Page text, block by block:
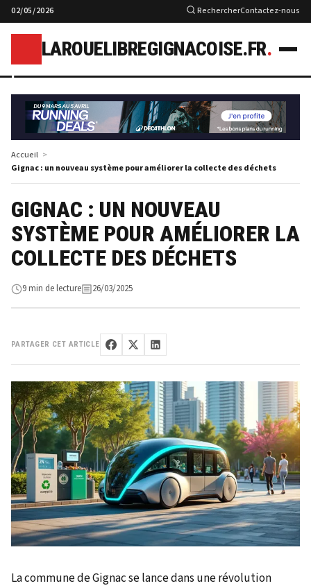
02/05/2026 RechercherContactez-nous
l
LAROUELIBREGIGNACOISE.FR.
Accueil
Gignac : un nouveau système pour améliorer la collecte des déchets
GIGNAC : UN NOUVEAU
SYSTÈME POUR AMÉLIORER LA
COLLECTE DES DÉCHETS
9 min de lecture 26/03/2025
PARTAGER CET ARTICLE
La commune de Gignac se lance dans une révolution